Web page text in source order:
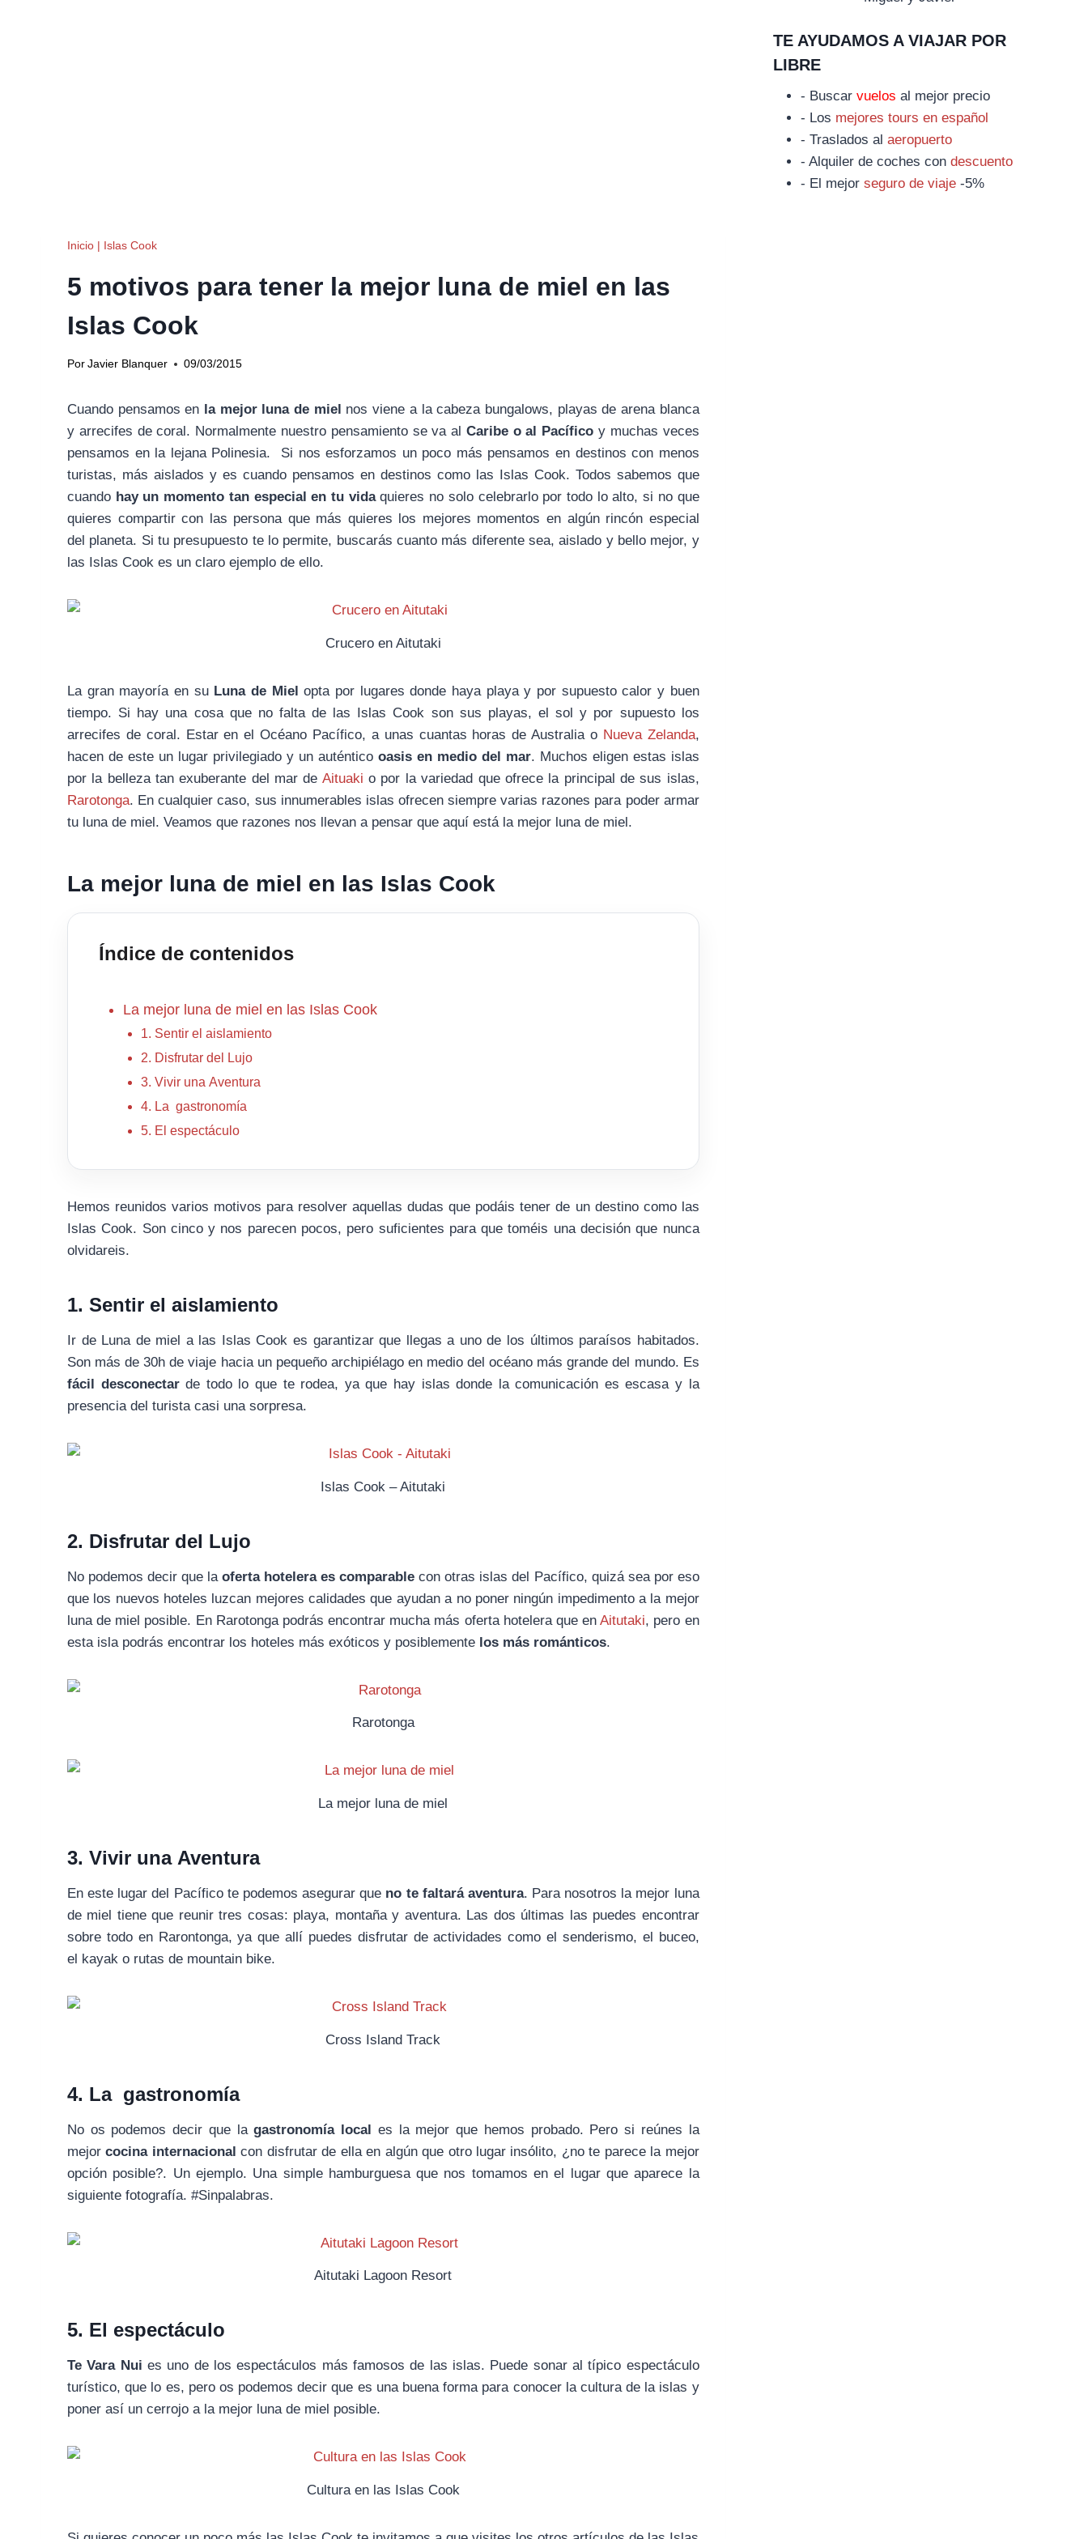
Inicio | Islas Cook
5 motivos para tener la mejor luna de miel en las
Islas Cook
Por Javier Blanquer 09/03/2015
Cuando pensamos en la mejor luna de miel nos viene a la cabeza bungalows, playas de arena blanca
y arrecifes de coral. Normalmente nuestro pensamiento se va al Caribe o al Pacífico y muchas veces
pensamos en la lejana Polinesia. Si nos esforzamos un poco más pensamos en destinos con menos
turistas, más aislados y es cuando pensamos en destinos como las Islas Cook. Todos sabemos que
cuando hay un momento tan especial en tu vidaquieres no solo celebrarlo por todo lo alto, si no que
quieres compartir con las persona que más quieres los mejores momentos en algún rincón especial
del planeta. Si tu presupuesto te lo permite, buscarás cuanto más diferente sea, aislado y bello mejor, y
las Islas Cook es un claro ejemplo de ello.
Crucero en Aitutaki
La gran mayoría en su Luna de Miel opta por lugares donde haya playa y por supuesto calor y buen
tiempo. Si hay una cosa que no falta de las Islas Cook son sus playas, el sol y por supuesto los
arrecifes de coral. Estar en el Océano Pacífico, a unas cuantas horas de Australia o Nueva Zelanda,
hacen de este un lugar privilegiado y un auténtico oasis en medio del mar. Muchos eligen estas islas
por la belleza tan exuberante del mar de Aituaki o por la variedad que ofrece la principal de sus islas,
Rarotonga. En cualquier caso, sus innumerables islas ofrecen siempre varias razones para poder armar
tu luna de miel. Veamos que razones nos llevan a pensar que aquí está la mejor luna de miel.
La mejor luna de miel en las Islas Cook
Índice de contenidos
La mejor luna de miel en las Islas Cook
1. Sentir el aislamiento
2. Disfrutar del Lujo
3. Vivir una Aventura
4. La gastronomía
5. El espectáculo
Hemos reunidos varios motivos para resolver aquellas dudas que podáis tener de un destino como las
Islas Cook. Son cinco y nos parecen pocos, pero suficientes para que toméis una decisión que nunca
olvidareis.
1. Sentir el aislamiento
Ir de Luna de miel a las Islas Cook es garantizar que llegas a uno de los últimos paraísos habitados.
Son más de 30h de viaje hacia un pequeño archipiélago en medio del océano más grande del mundo. Es
fácil desconectarde todo lo que te rodea, ya que hay islas donde la comunicación es escasa y la
presencia del turista casi una sorpresa.
Islas Cook – Aitutaki
2. Disfrutar del Lujo
No podemos decir que laoferta hotelera es comparable con otras islas del Pacífico, quizá sea por eso
que los nuevos hoteles luzcan mejores calidades que ayudan a no poner ningún impedimento a la mejor
luna de miel posible. En Rarotonga podrás encontrar mucha más oferta hotelera que enAitutaki, pero en
esta isla podrás encontrar los hoteles más exóticos y posiblemente los más románticos.
Rarotonga
La mejor luna de miel
3. Vivir una Aventura
En este lugar del Pacífico te podemos asegurar que no te faltará aventura. Para nosotros la mejor luna
de miel tiene que reunir tres cosas: playa, montaña y aventura. Las dos últimas las puedes encontrar
sobre todo en Rarontonga, ya que allí puedes disfrutar de actividades como el senderismo, el buceo,
el kayak o rutas de mountain bike.
Cross Island Track
4. La gastronomía
No os podemos decir que lagastronomía local es la mejor que hemos probado. Pero si reúnes la
mejorcocina internacional con disfrutar de ella en algún que otro lugar insólito, ¿no te parece la mejor
opción posible?. Un ejemplo. Una simple hamburguesa que nos tomamos en el lugar que aparece la
siguiente fotografía. #Sinpalabras.
Aitutaki Lagoon Resort
5. El espectáculo
Te Vara Nui es uno de los espectáculos más famosos de las islas. Puede sonar al típico espectáculo
turístico, que lo es, pero os podemos decir que es una buena forma para conocer la cultura de la islas y
poner así un cerrojo a la mejor luna de miel posible.
Cultura en las Islas Cook
TE AYUDAMOS A VIAJAR POR
LIBRE
- Buscarvuelos al mejor precio
- Los mejores tours en español
- Traslados alaeropuerto
- Alquiler de coches condescuento
- El mejorseguro de viaje -5%